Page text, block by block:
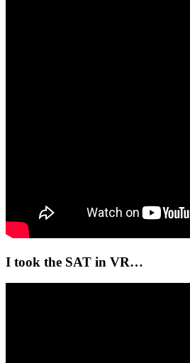
I took the SAT in VR…